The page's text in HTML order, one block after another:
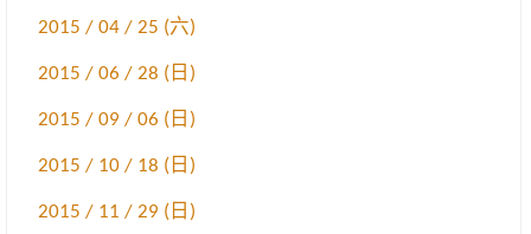
2015 / 04 / 25 (六)
2015 / 06 / 28 (日)
2015 / 09 / 06 (日)
2015 / 10 / 18 (日)
2015 / 11 / 29 (日)